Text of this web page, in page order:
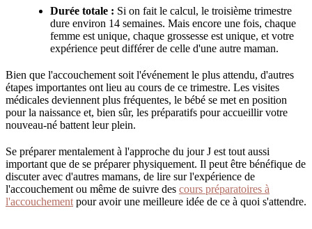
Durée totale : Si on fait le calcul, le troisième trimestre
dure environ 14 semaines. Mais encore une fois, chaque
femme est unique, chaque grossesse est unique, et votre
expérience peut différer de celle d'une autre maman.
Bien que l'accouchement soit l'événement le plus attendu, d'autres
étapes importantes ont lieu au cours de ce trimestre. Les visites
médicales deviennent plus fréquentes, le bébé se met en position
pour la naissance et, bien sûr, les préparatifs pour accueillir votre
nouveau-né battent leur plein.
Se préparer mentalement à l'approche du jour J est tout aussi
important que de se préparer physiquement. Il peut être bénéfique de
discuter avec d'autres mamans, de lire sur l'expérience de
l'accouchement ou même de suivre des cours préparatoires à
l'accouchement pour avoir une meilleure idée de ce à quoi s'attendre.